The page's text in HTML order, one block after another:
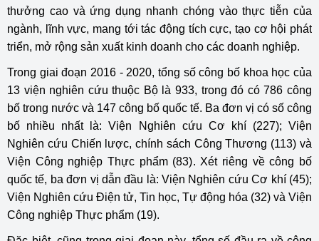
thưởng cao và ứng dụng nhanh chóng vào thực tiễn của
ngành, lĩnh vực, mang tới tác động tích cực, tạo cơ hội phát
triển, mở rộng sản xuất kinh doanh cho các doanh nghiệp.
Trong giai đoạn 2016 - 2020, tổng số công bố khoa học của
13 viện nghiên cứu thuộc Bộ là 933, trong đó có 786 công
bố trong nước và 147 công bố quốc tế. Ba đơn vị có số công
bố nhiều nhất là: Viện Nghiên cứu Cơ khí (227); Viện
Nghiên cứu Chiến lược, chính sách Công Thương (113) và
Viện Công nghiệp Thực phẩm (83). Xét riêng về công bố
quốc tế, ba đơn vị dẫn đầu là: Viện Nghiên cứu Cơ khí (45);
Viện Nghiên cứu Điện tử, Tin học, Tự động hóa (32) và Viện
Công nghiệp Thực phẩm (19).